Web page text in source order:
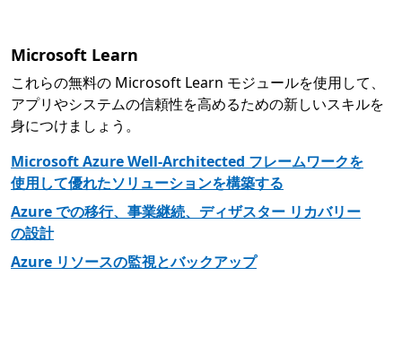
Microsoft Learn
これらの無料の Microsoft Learn モジュールを使用して、
アプリやシステムの信頼性を高めるための新しいスキルを
身につけましょう。
Microsoft Azure Well-Architected フレームワークを
使用して優れたソリューションを構築する
Azure での移行、事業継続、ディザスター リカバリー
の設計
Azure リソースの監視とバックアップ